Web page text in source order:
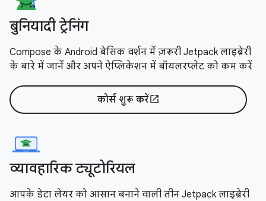
बुनियादी ट्रेनिंग
Compose के Android बेसिक वर्शन में ज़रूरी Jetpack लाइब्रेरी
के बारे में जानें और अपने ऐप्लिकेशन में बॉयलरप्लेट को कम करें
कोर्स शुरू करेंopen_in_new
व्यावहारिक ट्यूटोरियल
आपके डेटा लेयर को आसान बनाने वाली तीन Jetpack लाइब्रेरी